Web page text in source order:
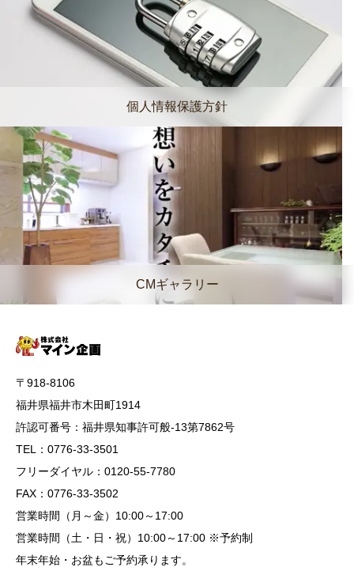
個人情報保護方針
CMギャラリー
〒918-8106
福井県福井市木田町1914
許認可番号：福井県知事許可般-13第7862号
TEL：0776-33-3501
フリーダイヤル：0120-55-7780
FAX：0776-33-3502
営業時間（月～金）10:00～17:00
営業時間（土・日・祝）10:00～17:00 ※予約制
年末年始・お盆もご予約承ります。